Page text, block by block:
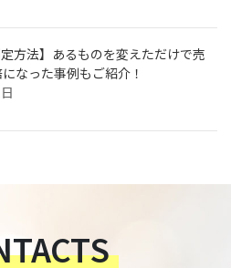
定方法】あるものを変えただけで売
なった事例もご紹介！